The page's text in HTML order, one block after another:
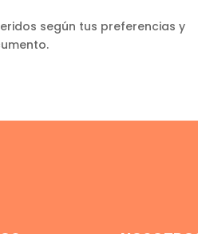
según tus preferencias y